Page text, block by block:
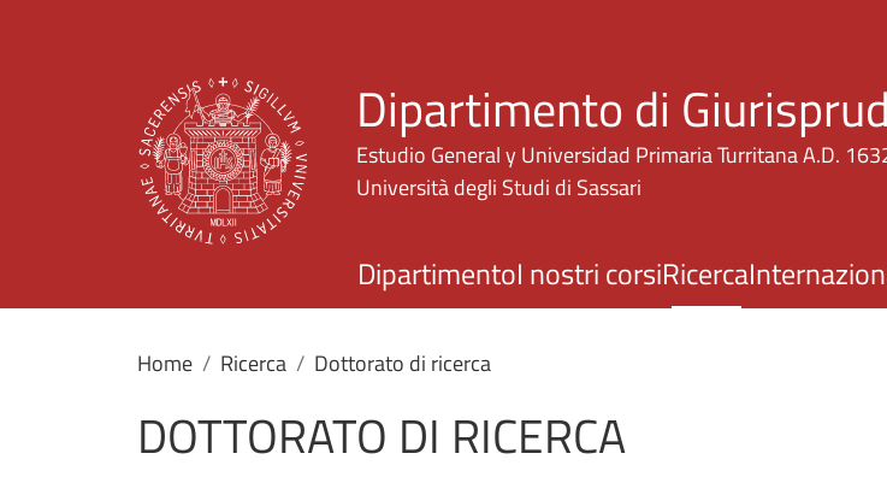
Dipartimento di
Estudio General y Universidad Primaria Turritana A.D.
Università degli Studi di Sassari
DipartimentoI nostri corsiRicerca
Home Ricerca Dottorato di ricerca
DOTTORATO DI RICERCA